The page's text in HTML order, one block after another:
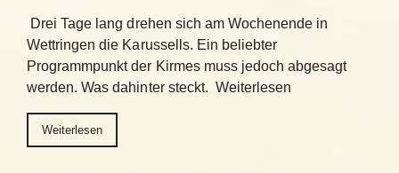
Drei Tage lang drehen sich am Wochenende in
Wettringen die Karussells. Ein beliebter
Programmpunkt der Kirmes muss jedoch abgesagt
werden. Was dahinter steckt. Weiterlesen
Weiterlesen